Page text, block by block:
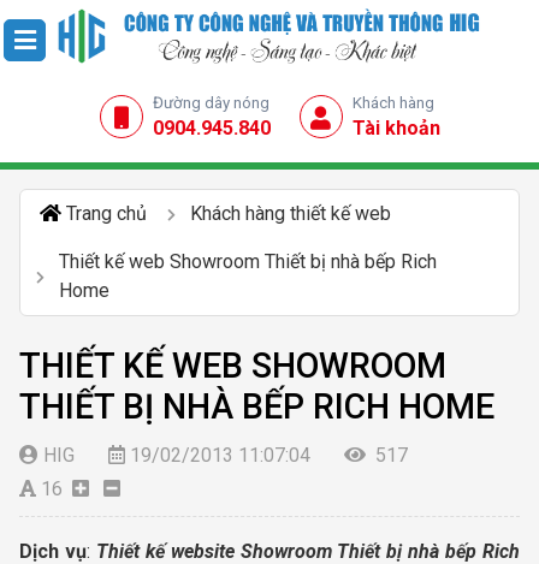
Đường dây nóng
0904.945.840
Khách hàng
Tài khoản
Trang chủ Khách hàng thiết kế web
Thiết kế web Showroom Thiết bị nhà bếp Rich
Home
THIẾT KẾ WEB SHOWROOM
THIẾT BỊ NHÀ BẾP RICH HOME
HIG 19/02/2013 11:07:04
517
16
Dịch vụ: Thiết kế website Showroom Thiết bị nhà bếp Rich